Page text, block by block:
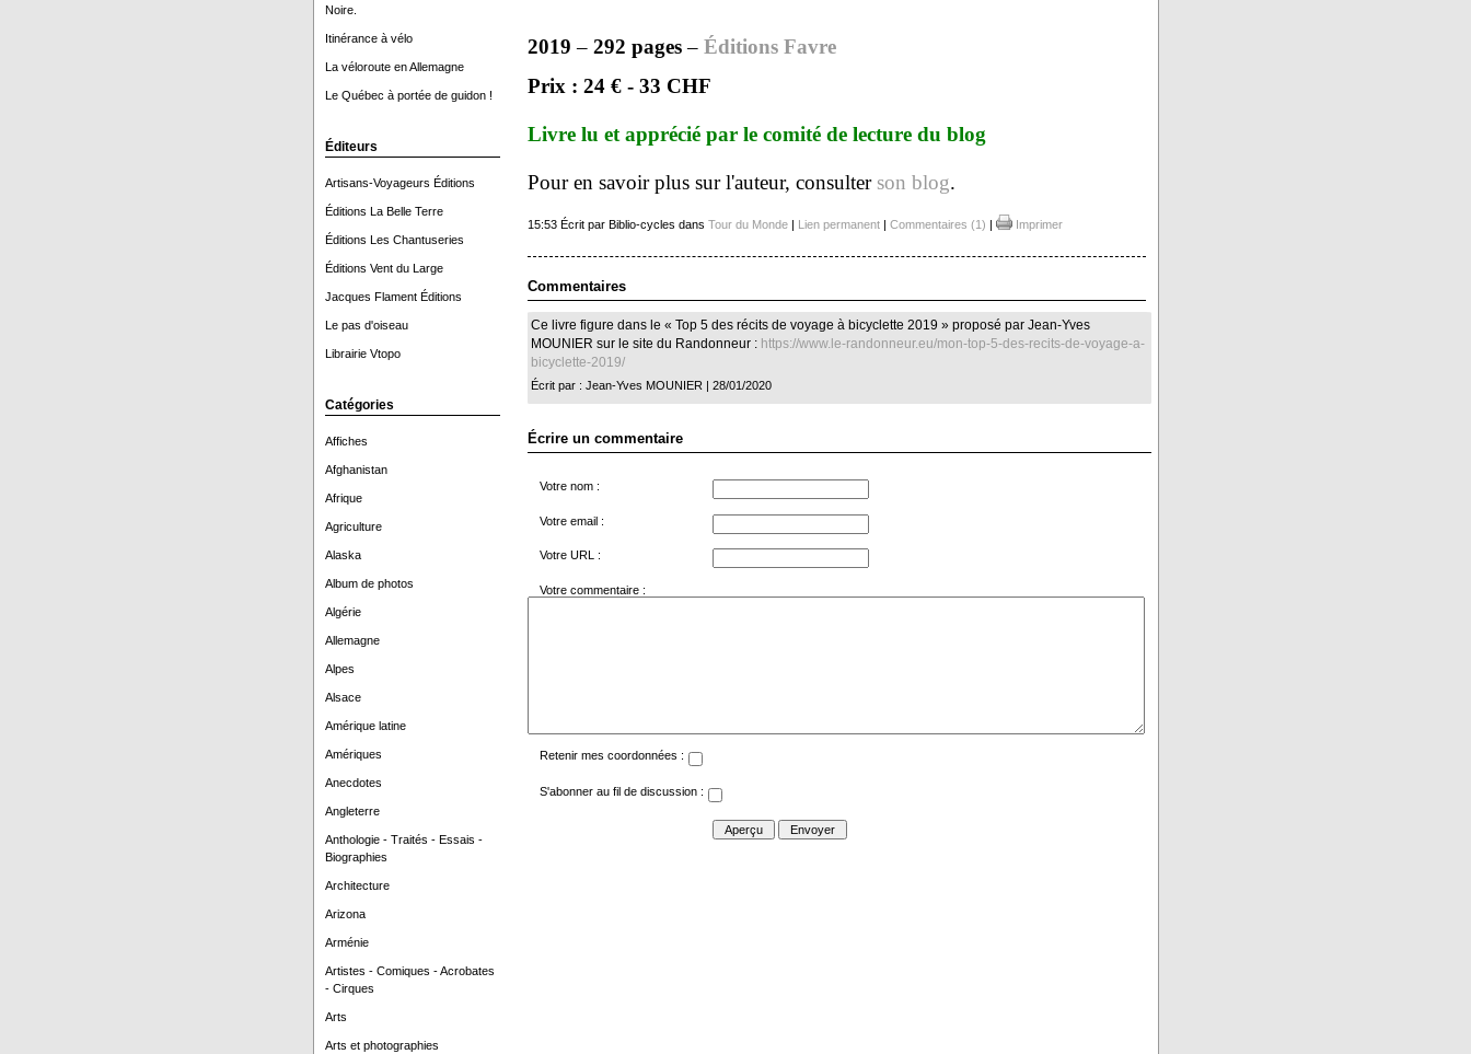
Noire.
Itinérance à vélo
La véloroute en Allemagne
Le Québec à portée de guidon !
Éditeurs
Artisans-Voyageurs Éditions
Éditions La Belle Terre
Éditions Les Chantuseries
Éditions Vent du Large
Jacques Flament Éditions
Le pas d'oiseau
Librairie Vtopo
Catégories
Affiches
Afghanistan
Afrique
Agriculture
Alaska
Album de photos
Algérie
Allemagne
Alpes
Alsace
Amérique latine
Amériques
Anecdotes
Angleterre
Anthologie - Traités - Essais -
Biographies
Architecture
Arizona
Arménie
Artistes - Comiques - Acrobates
- Cirques
Arts
Arts et photographies
2019 – 292 pages– Éditions Favre
Prix : 24 € - 33 CHF
Livre lu et apprécié par le comité de lecture du blog
Pour en savoir plus sur l'auteur, consulter son blog.
15:53 Écrit par Biblio-cycles dans Tour du Monde| Lien permanent| Commentaires (1) | Imprimer
Commentaires
Ce livre figure dans le « Top 5 des récits de voyage à bicyclette 2019 » proposé par Jean-Yves
MOUNIER sur le site du Randonneur : https://www.le-randonneur.eu/mon-top-5-des-recits-de-voyage-a-
bicyclette-2019/
Écrit par : Jean-Yves MOUNIER | 28/01/2020
Écrire un commentaire
Votre nom :
Votre email :
Votre URL :
Votre commentaire :
Retenir mes coordonnées :
S'abonner au fil de discussion :